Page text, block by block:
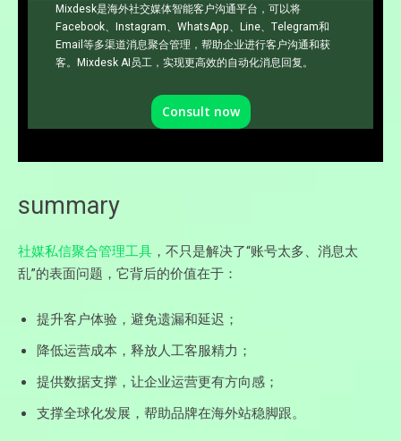
Mixdesk是海外社交媒体智能客户沟通平台，可以将
Facebook、Instagram、WhatsApp、Line、Telegram和
Email等多渠道消息聚合管理，帮助企业进行客户沟通和获
客。Mixdesk AI员工，实现更高效的自动化消息回复。
Consult now
summary
社媒私信聚合管理工具 ，不只是解决了“账号太多、消息太
乱”的表面问题，它背后的价值在于：
提升客户体验，避免遗漏和延迟；
降低运营成本，释放人工客服精力；
提供数据支撑，让企业运营更有方向感；
支撑全球化发展，帮助品牌在海外站稳脚跟。